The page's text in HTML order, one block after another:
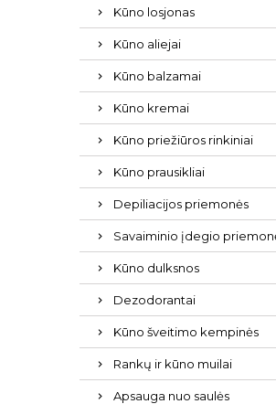
Kūno losjonas
Kūno aliejai
Kūno balzamai
Kūno kremai
Kūno priežiūros rinkiniai
Kūno prausikliai
Depiliacijos priemonės
Savaiminio įdegio
Kūno dulksnos
Dezodorantai
Kūno šveitimo kempinės
Rankų ir kūno muilai
Apsauga nuo saulės